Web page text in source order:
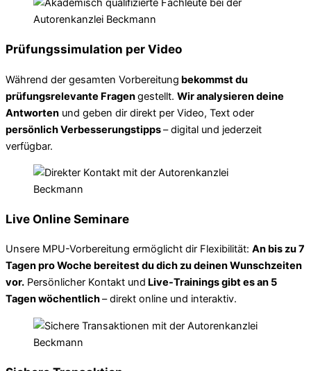
Prüfungssimulation per Video
Während der gesamten Vorbereitung bekommst du
prüfungsrelevante Fragengestellt. Wir analysieren deine
Antworten und geben dir direkt per Video, Text oder
persönlich Verbesserungstipps– digital und jederzeit
verfügbar.
Live Online Seminare
Unsere MPU-Vorbereitung ermöglicht dir Flexibilität: An bis zu 7
Tagen pro Woche bereitest du dich zu deinen Wunschzeiten
vor. Persönlicher Kontakt und Live-Trainings gibt es an 5
Tagen wöchentlich– direkt online und interaktiv.